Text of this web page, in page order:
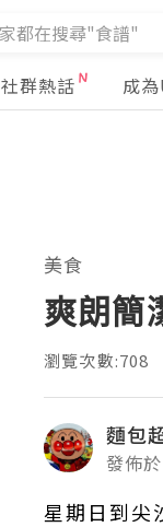
社群熱話 成
美食
爽朗簡
瀏覽次數:708
麵包
發佈
星期日到尖